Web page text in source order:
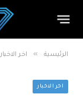
الرئيسية » اخر الاخبار
اخر الاخبار